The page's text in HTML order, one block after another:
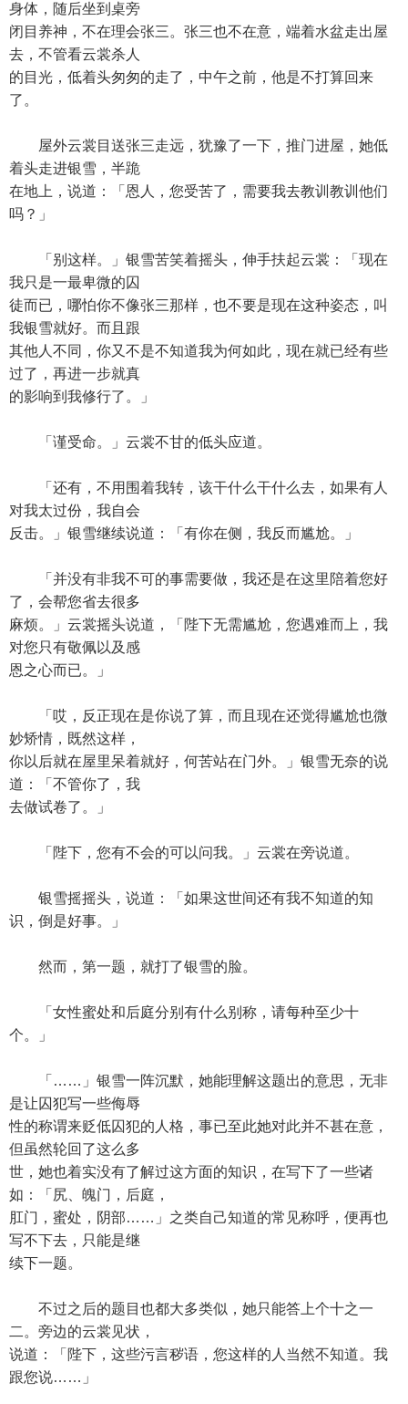
身体，随后坐到桌旁
闭目养神，不在理会张三。张三也不在意，端着水盆走出屋
去，不管看云裳杀人
的目光，低着头匆匆的走了，中午之前，他是不打算回来
了。
屋外云裳目送张三走远，犹豫了一下，推门进屋，她低
着头走进银雪，半跪
在地上，说道：「恩人，您受苦了，需要我去教训教训他们
吗？」
「别这样。」银雪苦笑着摇头，伸手扶起云裳：「现在
我只是一最卑微的囚
徒而已，哪怕你不像张三那样，也不要是现在这种姿态，叫
我银雪就好。而且跟
其他人不同，你又不是不知道我为何如此，现在就已经有些
过了，再进一步就真
的影响到我修行了。」
「谨受命。」云裳不甘的低头应道。
「还有，不用围着我转，该干什么干什么去，如果有人
对我太过份，我自会
反击。」银雪继续说道：「有你在侧，我反而尴尬。」
「并没有非我不可的事需要做，我还是在这里陪着您好
了，会帮您省去很多
麻烦。」云裳摇头说道，「陛下无需尴尬，您遇难而上，我
对您只有敬佩以及感
恩之心而已。」
「哎，反正现在是你说了算，而且现在还觉得尴尬也微
妙矫情，既然这样，
你以后就在屋里呆着就好，何苦站在门外。」银雪无奈的说
道：「不管你了，我
去做试卷了。」
「陛下，您有不会的可以问我。」云裳在旁说道。
银雪摇摇头，说道：「如果这世间还有我不知道的知
识，倒是好事。」
然而，第一题，就打了银雪的脸。
「女性蜜处和后庭分别有什么别称，请每种至少十
个。」
「……」银雪一阵沉默，她能理解这题出的意思，无非
是让囚犯写一些侮辱
性的称谓来贬低囚犯的人格，事已至此她对此并不甚在意，
但虽然轮回了这么多
世，她也着实没有了解过这方面的知识，在写下了一些诸
如：「尻、魄门，后庭，
肛门，蜜处，阴部……」之类自己知道的常见称呼，便再也
写不下去，只能是继
续下一题。
不过之后的题目也都大多类似，她只能答上个十之一
二。旁边的云裳见状，
说道：「陛下，这些污言秽语，您这样的人当然不知道。我
跟您说……」